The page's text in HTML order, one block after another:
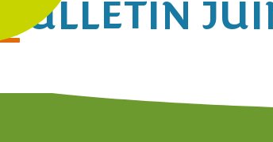
BULLETIN